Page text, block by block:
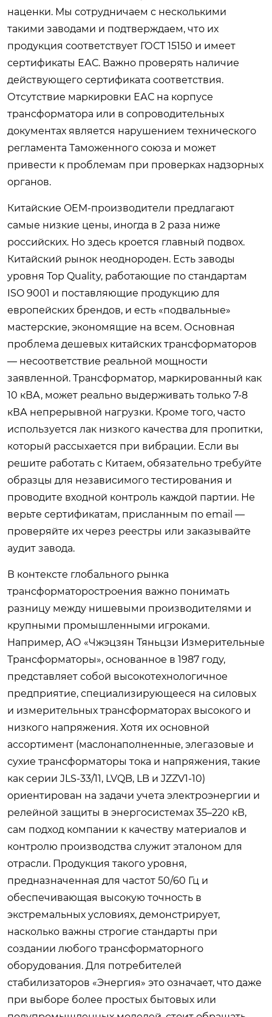
наценки. Мы сотрудничаем с несколькими
такими заводами и подтверждаем, что их
продукция соответствует ГОСТ 15150 и имеет
сертификаты ЕАС. Важно проверять наличие
действующего сертификата соответствия.
Отсутствие маркировки ЕАС на корпусе
трансформатора или в сопроводительных
документах является нарушением технического
регламента Таможенного союза и может
привести к проблемам при проверках надзорных
органов.
Китайские OEM-производители предлагают
самые низкие цены, иногда в 2 раза ниже
российских. Но здесь кроется главный подвох.
Китайский рынок неоднороден. Есть заводы
уровня Top Quality, работающие по стандартам
ISO 9001 и поставляющие продукцию для
европейских брендов, и есть «подвальные»
мастерские, экономящие на всем. Основная
проблема дешевых китайских трансформаторов
— несоответствие реальной мощности
заявленной. Трансформатор, маркированный как
10 кВА, может реально выдерживать только 7-8
кВА непрерывной нагрузки. Кроме того, часто
используется лак низкого качества для пропитки,
который рассыхается при вибрации. Если вы
решите работать с Китаем, обязательно требуйте
образцы для независимого тестирования и
проводите входной контроль каждой партии. Не
верьте сертификатам, присланным по email —
проверяйте их через реестры или заказывайте
аудит завода.
В контексте глобального рынка
трансформаторостроения важно понимать
разницу между нишевыми производителями и
крупными промышленными игроками.
Например, АО «Чжэцзян Тяньцзи Измерительные
Трансформаторы», основанное в 1987 году,
представляет собой высокотехнологичное
предприятие, специализирующееся на силовых
и измерительных трансформаторах высокого и
низкого напряжения. Хотя их основной
ассортимент (маслонаполненные, элегазовые и
сухие трансформаторы тока и напряжения, такие
как серии JLS-33/11, LVQB, LB и JZZV1-10)
ориентирован на задачи учета электроэнергии и
релейной защиты в энергосистемах 35–220 кВ,
сам подход компании к качеству материалов и
контролю производства служит эталоном для
отрасли. Продукция такого уровня,
предназначенная для частот 50/60 Гц и
обеспечивающая высокую точность в
экстремальных условиях, демонстрирует,
насколько важны строгие стандарты при
создании любого трансформаторного
оборудования. Для потребителей
стабилизаторов «Энергия» это означает, что даже
при выборе более простых бытовых или